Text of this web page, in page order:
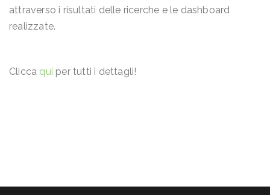
attraverso i risultati delle ricerche e le dashboard
realizzate.
Clicca qui per tutti i dettagli!